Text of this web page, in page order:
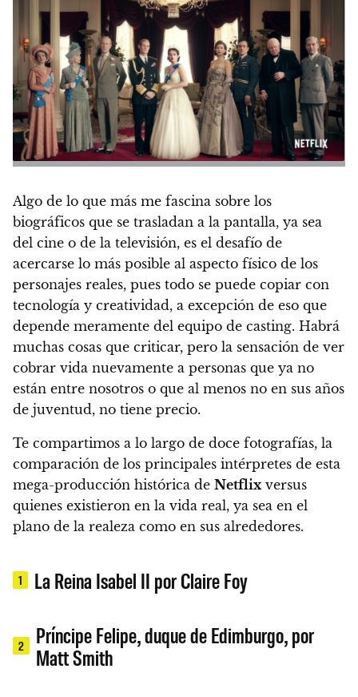
Algo de lo que más me fascina sobre los
biográficos que se trasladan a la pantalla, ya sea
del cine o de la televisión, es el desafío de
acercarse lo más posible al aspecto físico de los
personajes reales, pues todo se puede copiar con
tecnología y creatividad, a excepción de eso que
depende meramente del equipo de casting. Habrá
muchas cosas que criticar, pero la sensación de ver
cobrar vida nuevamente a personas que ya no
están entre nosotros o que al menos no en sus años
de juventud, no tiene precio.
Te compartimos a lo largo de doce fotografías, la
comparación de los principales intérpretes de esta
mega-producción histórica de Netflix versus
quienes existieron en la vida real, ya sea en el
plano de la realeza como en sus alrededores.
1 La Reina Isabel II por Claire Foy
2
Príncipe Felipe, duque de Edimburgo, por
Matt Smith